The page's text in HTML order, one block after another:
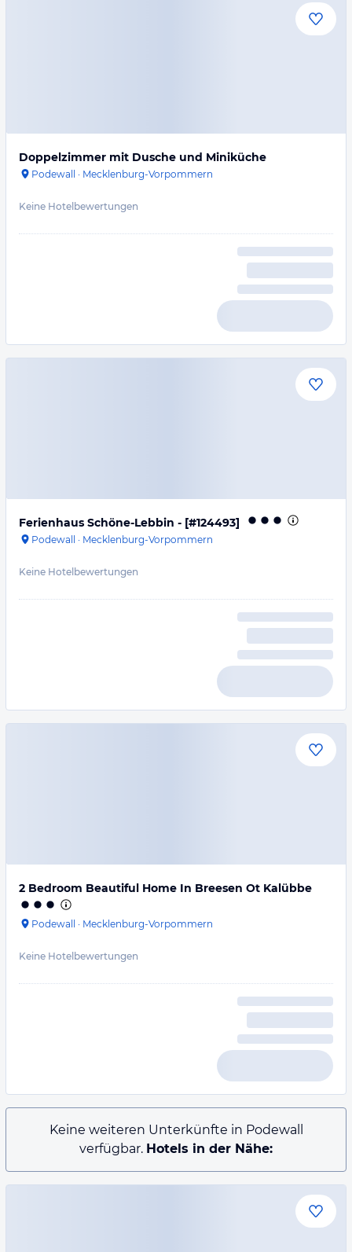
Doppelzimmer mit Dusche und Miniküche
Podewall · Mecklenburg-Vorpommern
Keine Hotelbewertungen
Ferienhaus Schöne-Lebbin - [#124493]
Podewall · Mecklenburg-Vorpommern
Keine Hotelbewertungen
2 Bedroom Beautiful Home In Breesen Ot Kalübbe
Podewall · Mecklenburg-Vorpommern
Keine Hotelbewertungen
Keine weiteren Unterkünfte in Podewall
verfügbar. Hotels in der Nähe: